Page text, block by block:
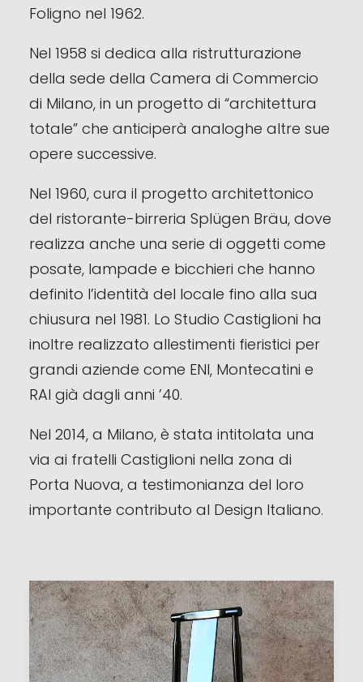
Foligno nel 1962.
Nel 1958 si dedica alla ristrutturazione
della sede della Camera di Commercio
di Milano, in un progetto di “architettura
totale” che anticiperà analoghe altre sue
opere successive.
Nel 1960, cura il progetto architettonico
del ristorante-birreria Splügen Bräu, dove
realizza anche una serie di oggetti come
posate, lampade e bicchieri che hanno
definito l’identità del locale fino alla sua
chiusura nel 1981. Lo Studio Castiglioni ha
inoltre realizzato allestimenti fieristici per
grandi aziende come ENI, Montecatini e
RAI già dagli anni ’40.
Nel 2014, a Milano, è stata intitolata una
via ai fratelli Castiglioni nella zona di
Porta Nuova, a testimonianza del loro
importante contributo al Design Italiano.